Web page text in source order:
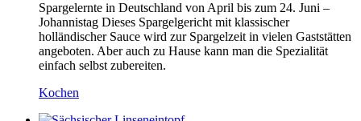
Spargelernte in Deutschland von April bis zum 24. Juni –
Johannistag Dieses Spargelgericht mit klassischer
holländischer Sauce wird zur Spargelzeit in vielen Gaststätten
angeboten. Aber auch zu Hause kann man die Spezialität
einfach selbst zubereiten.
Kochen